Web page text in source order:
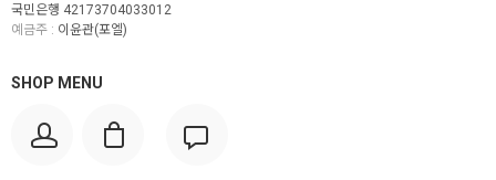
국민은행 42173704033012
예금주 : 이윤관(포엘)
SHOP MENU